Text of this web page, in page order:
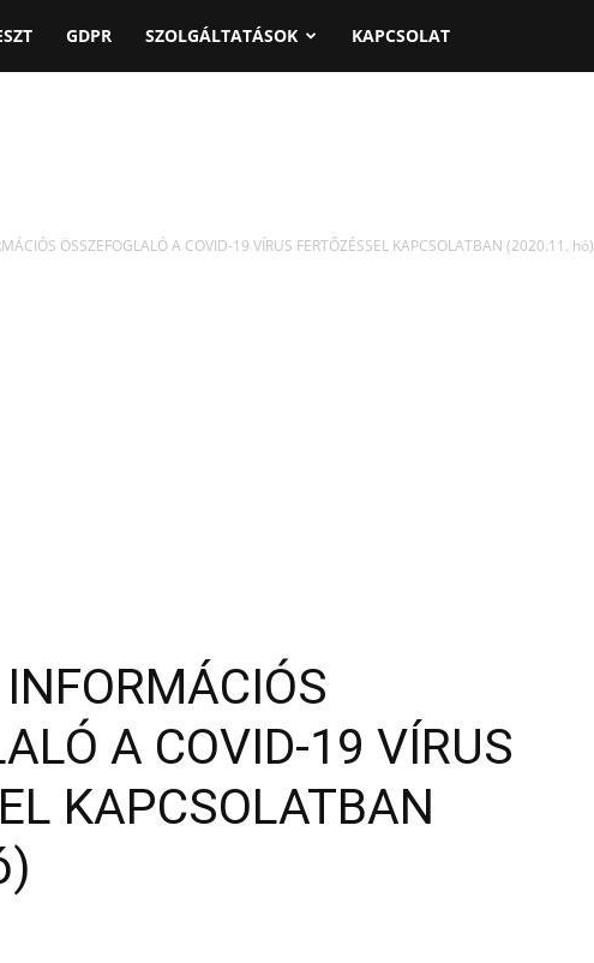
GDPR SZOLGÁLTATÁSOK KAPCSOLAT
ÖSSZEFOGLALÓ A COVID-19 VÍRUS FERTŐZÉSSEL KAPCSOLATBAN (2020.11. hó)
A COVID-19 VÍRUS
KAPCSOLATBAN